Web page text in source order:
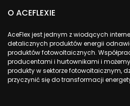
O ACEFLEXIE
AceFlex jest jednym z wiodących
detalicznych produktów energii
produktów fotowoltaicznych.
producentami i hurtownikami i
produkty w sektorze fotowoltaicznym,
przyczynić się do transformacji